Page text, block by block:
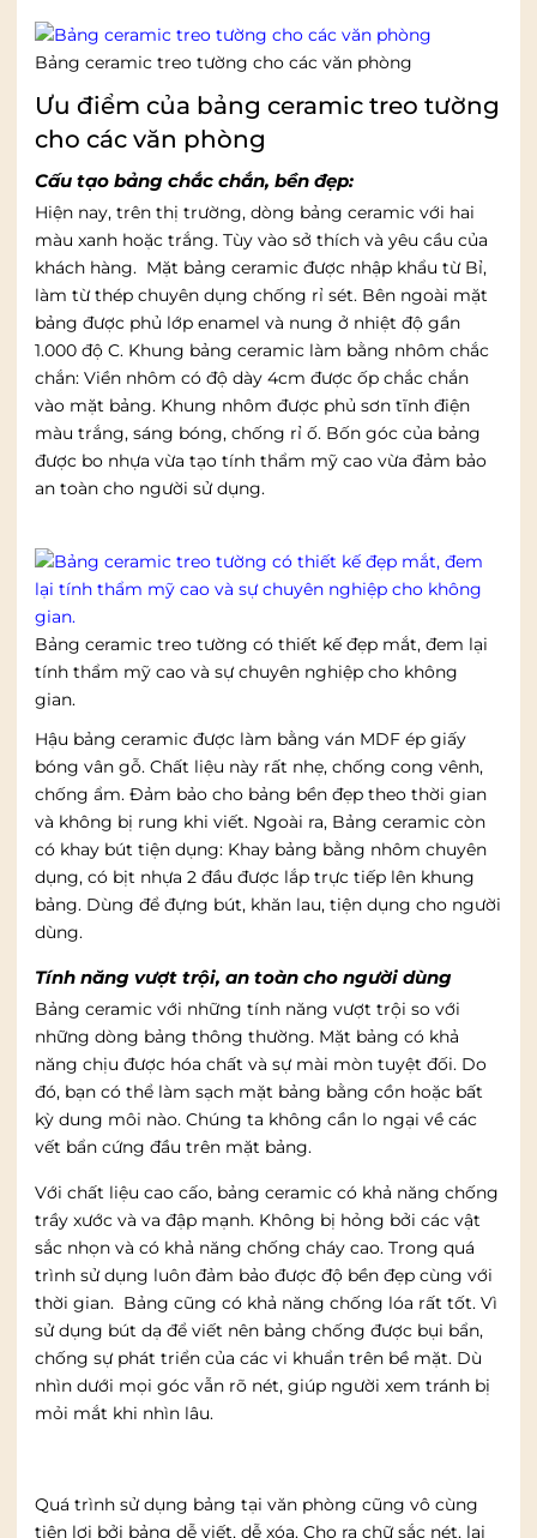
Bảng ceramic treo tường cho các văn phòng
Ưu điểm của bảng ceramic treo tường
cho các văn phòng
Cấu tạo bảng chắc chắn, bền đẹp:
Hiện nay, trên thị trường, dòng bảng ceramic với hai
màu xanh hoặc trắng. Tùy vào sở thích và yêu cầu của
khách hàng. Mặt bảng ceramic được nhập khẩu từ Bỉ,
làm từ thép chuyên dụng chống rỉ sét. Bên ngoài mặt
bảng được phủ lớp enamel và nung ở nhiệt độ gần
1.000 độ C. Khung bảng ceramic làm bằng nhôm chắc
chắn: Viền nhôm có độ dày 4cm được ốp chắc chắn
vào mặt bảng. Khung nhôm được phủ sơn tĩnh điện
màu trắng, sáng bóng, chống rỉ ố. Bốn góc của bảng
được bo nhựa vừa tạo tính thẩm mỹ cao vừa đảm bảo
an toàn cho người sử dụng.
Bảng ceramic treo tường có thiết kế đẹp mắt, đem lại
tính thẩm mỹ cao và sự chuyên nghiệp cho không
gian.
Hậu bảng ceramic được làm bằng ván MDF ép giấy
bóng vân gỗ. Chất liệu này rất nhẹ, chống cong vênh,
chống ẩm. Đảm bảo cho bảng bền đẹp theo thời gian
và không bị rung khi viết. Ngoài ra, Bảng ceramic còn
có khay bút tiện dụng: Khay bảng bằng nhôm chuyên
dụng, có bịt nhựa 2 đầu được lắp trực tiếp lên khung
bảng. Dùng để đựng bút, khăn lau, tiện dụng cho người
dùng.
Tính năng vượt trội, an toàn cho người dùng
Bảng ceramic với những tính năng vượt trội so với
những dòng bảng thông thường. Mặt bảng có khả
năng chịu được hóa chất và sự mài mòn tuyệt đối. Do
đó, bạn có thể làm sạch mặt bảng bằng cồn hoặc bất
kỳ dung môi nào. Chúng ta không cần lo ngại về các
vết bẩn cứng đầu trên mặt bảng.
Với chất liệu cao cấo, bảng ceramic có khả năng chống
trầy xước và va đập mạnh. Không bị hỏng bởi các vật
sắc nhọn và có khả năng chống cháy cao. Trong quá
trình sử dụng luôn đảm bảo được độ bền đẹp cùng với
thời gian. Bảng cũng có khả năng chống lóa rất tốt. Vì
sử dụng bút dạ để viết nên bảng chống được bụi bẩn,
chống sự phát triển của các vi khuẩn trên bề mặt. Dù
nhìn dưới mọi góc vẫn rõ nét, giúp người xem tránh bị
mỏi mắt khi nhìn lâu.
Quá trình sử dụng bảng tại văn phòng cũng vô cùng
tiện lợi bởi bảng dễ viết, dễ xóa. Cho ra chữ sắc nét, lại